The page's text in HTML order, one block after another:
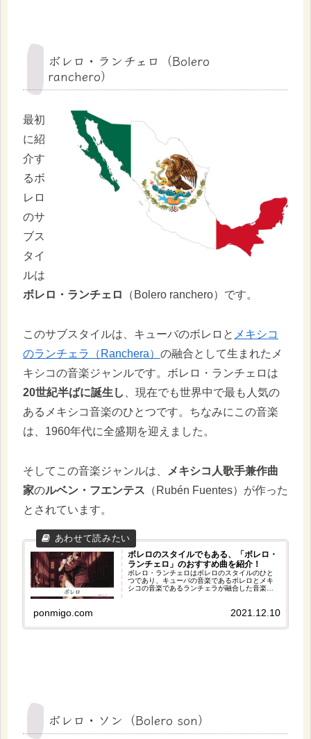
ボレロ・ランチェロ（Bolero
ranchero）
最初
に紹
介す
るボ
レロ
のサ
ブス
タイ
ルは
ボレロ・ランチェロ
（Bolero ranchero）です。
このサブスタイルは、キューバのボレロと メキシコ
のランチェラ（Ranchera） の融合として生まれたメ
キシコの音楽ジャンルです。ボレロ・ランチェロは
20世紀半ばに誕生し
、現在でも世界中で最も人気の
あるメキシコ音楽のひとつです。ちなみにこの音楽
は、1960年代に全盛期を迎えました。
そしてこの音楽ジャンルは、
メキシコ人歌手兼作曲
家のルベン・フエンテス （Rubén Fuentes）が作った
とされています。
ボレロのスタイルでもある、「ボレロ・
ランチェロ」のおすすめ曲を紹介！
ボレロ・ランチェロはボレロのスタイルのひと
つであり、キューバの音楽であるボレロとメキ
シコの音楽であるランチェラが融合した音楽だ
も落ち着いた雰囲気がありおすすめです！是非
ponmigo.com 2021.12.10
ボレロ・ソン（Bolero son）